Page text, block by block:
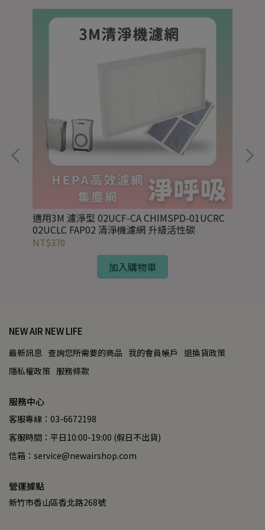
適用3M 濾淨型 02UCF-CA CHIMSPD-01UCRC
02UCLC FAP02 清淨機濾網 升級活性碳
NT$370
加入購物車
NEW AIR NEW LIFE
最新訊息 查詢您所需要的商品 我的會員帳戶
退換貨政策
隱私權政策 服務條款
服務中心
客服專線：03-6672198
客服時間：平日10:00-19:00 (假日不出貨)
信箱：service@newairshop.com
營運據點
新竹市香山區香北路268號